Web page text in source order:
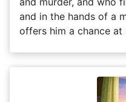
and in the hands of a
offers him a chance at